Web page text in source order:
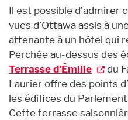
Il est possible d’admirer
vues d’Ottawa assis à
attenante à un hôtel qui
Perchée au-dessus des
Terrasse d'Émilie
du
Laurier offre des points
les édifices du
Cette terrasse